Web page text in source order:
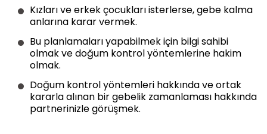
Kızları ve erkek çocukları isterlerse, gebe kalma
anlarına karar vermek.
Bu planlamaları yapabilmek için bilgi sahibi
olmak ve doğum kontrol yöntemlerine hakim
olmak.
Doğum kontrol yöntemleri hakkında ve ortak
kararla alınan bir gebelik zamanlaması hakkında
partnerinizle görüşmek.